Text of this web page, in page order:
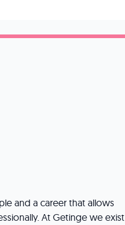
and a career that allows
At Getinge we exist